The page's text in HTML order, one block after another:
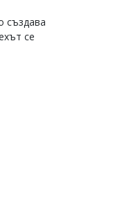
създава
се